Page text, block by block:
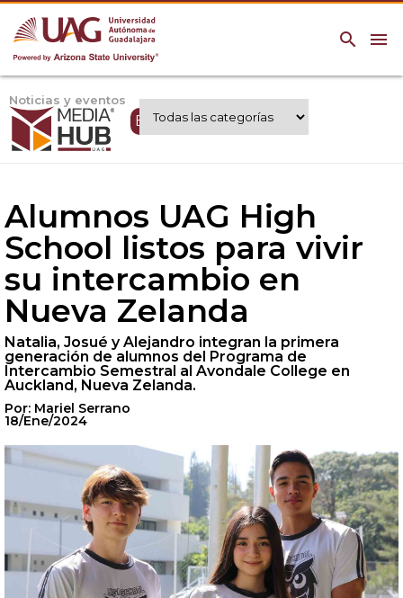
menu
search
Noticias y eventos
Expertos UAG
Alumnos UAG High
School listos para vivir
su intercambio en
Nueva Zelanda
Natalia, Josué y Alejandro integran la primera
generación de alumnos del Programa de
Intercambio Semestral al Avondale College en
Auckland, Nueva Zelanda.
Por: Mariel Serrano
18/Ene/2024